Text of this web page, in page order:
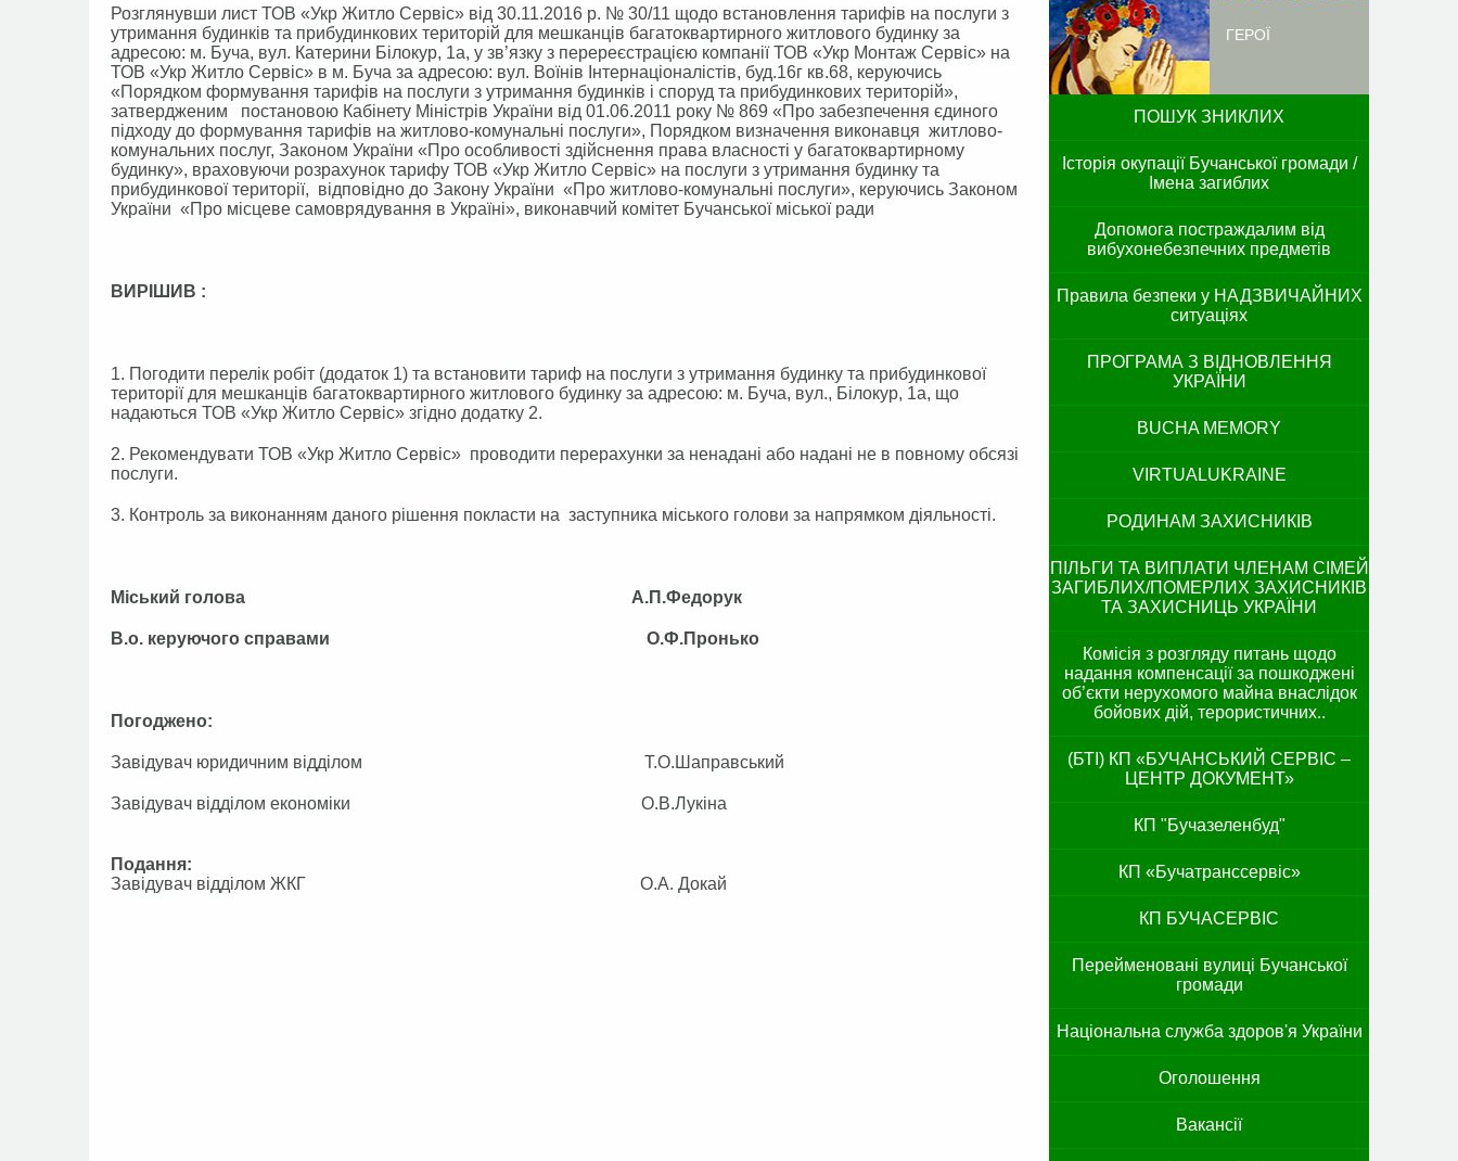
Розглянувши лист ТОВ «Укр Житло Сервіс» від 30.11.2016 р. № 30/11 щодо встановлення тарифів на послуги з
утримання будинків та прибудинкових територій для мешканців багатоквартирного житлового будинку за
адресою: м. Буча, вул. Катерини Білокур, 1а, у зв’язку з перереєстрацією компанії ТОВ «Укр Монтаж Сервіс» на
ТОВ «Укр Житло Сервіс» в м. Буча за адресою: вул. Воїнів Інтернаціоналістів, буд.16г кв.68, керуючись
«Порядком формування тарифів на послуги з утримання будинків і споруд та прибудинкових територій»,
затвердженим постановою Кабінету Міністрів України від 01.06.2011 року № 869 «Про забезпечення єдиного
підходу до формування тарифів на житлово-комунальні послуги», Порядком визначення виконавця житлово-
комунальних послуг, Законом України «Про особливості здійснення права власності у багатоквартирному
будинку», враховуючи розрахунок тарифу ТОВ «Укр Житло Сервіс» на послуги з утримання будинку та
прибудинкової території, відповідно до Закону України «Про житлово-комунальні послуги», керуючись Законом
України «Про місцеве самоврядування в Україні», виконавчий комітет Бучанської міської ради
ВИРІШИВ :
1. Погодити перелік робіт (додаток 1) та встановити тариф на послуги з утримання будинку та прибудинкової
території для мешканців багатоквартирного житлового будинку за адресою: м. Буча, вул., Білокур, 1а, що
надаються ТОВ «Укр Житло Сервіс» згідно додатку 2.
2. Рекомендувати ТОВ «Укр Житло Сервіс» проводити перерахунки за ненадані або надані не в повному обсязі
послуги.
3. Контроль за виконанням даного рішення покласти на заступника міського голови за напрямком діяльності.
Міський голова А.П.Федорук
В.о. керуючого справами О.Ф.Пронько
Погоджено:
Завідувач юридичним відділом Т.О.Шаправський
Завідувач відділом економіки О.В.Лукіна
Подання:
Завідувач відділом ЖКГ О.А. Докай
ГЕРОЇ
ПОШУК ЗНИКЛИХ
Історія окупації Бучанської громади /
Імена загиблих
Допомога постраждалим від
вибухонебезпечних предметів
Правила безпеки у НАДЗВИЧАЙНИХ
ситуаціях
ПРОГРАМА З ВІДНОВЛЕННЯ
УКРАЇНИ
BUCHA MEMORY
VIRTUALUKRAINE
РОДИНАМ ЗАХИСНИКІВ
ПІЛЬГИ ТА ВИПЛАТИ ЧЛЕНАМ СІМЕЙ
ЗАГИБЛИХ/ПОМЕРЛИХ ЗАХИСНИКІВ
ТА ЗАХИСНИЦЬ УКРАЇНИ
Комісія з розгляду питань щодо
надання компенсації за пошкоджені
об’єкти нерухомого майна внаслідок
бойових дій, терористичних..
(БТІ) КП «БУЧАНСЬКИЙ СЕРВІС –
ЦЕНТР ДОКУМЕНТ»
КП "Бучазеленбуд"
КП «Бучатранссервіс»
КП БУЧАСЕРВІС
Перейменовані вулиці Бучанської
громади
Національна служба здоров'я України
Оголошення
Вакансії